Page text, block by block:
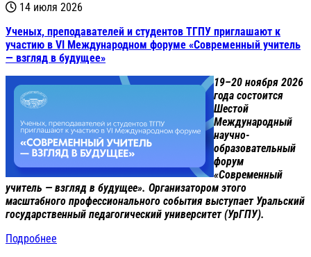
14 июля 2026
Ученых, преподавателей и студентов ТГПУ приглашают к
участию в VI Международном форуме «Современный учитель
— взгляд в будущее»
19–20 ноября 2026
года состоится
Шестой
Международный
научно-
образовательный
форум
«Современный
учитель — взгляд в будущее». Организатором этого
масштабного профессионального события выступает Уральский
государственный педагогический университет (УрГПУ).
Подробнее